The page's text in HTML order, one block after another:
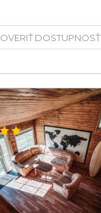
OVERIŤ DOSTUPNOSŤ